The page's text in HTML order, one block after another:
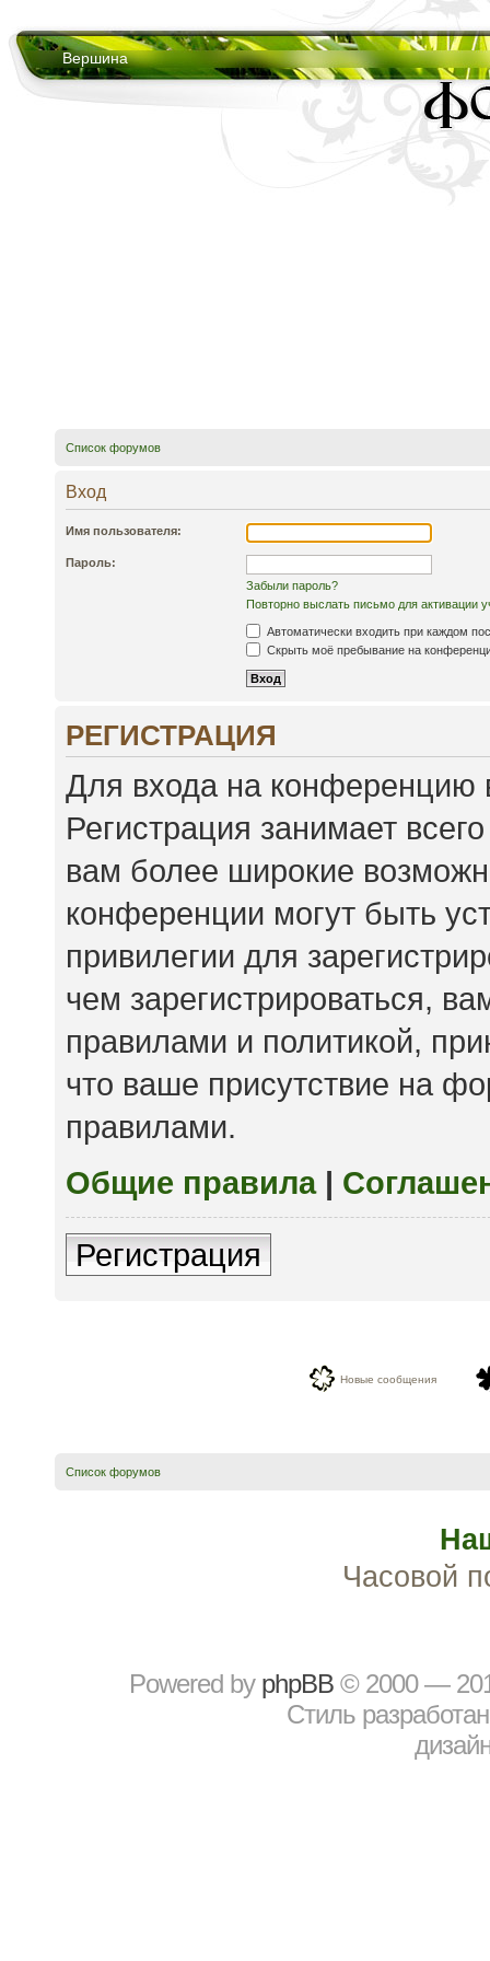
Вершина
Список форумов
Вход
Имя пользователя:
Пароль:
Забыли пароль?
Повторно выслать письмо для активации
Автоматически входить при каждом
Скрыть моё пребывание на
РЕГИСТРАЦИЯ
Для входа на конференцию
Регистрация занимает
вам более широкие
конференции могут быть
привилегии для
чем зарегистрироваться,
правилами и политикой,
что ваше присутствие на
правилами.
Общие правила|
Регистрация
Новые сообщения
Список форумов
Часовой
Powered by рhрBВ © 2000 —
Стиль